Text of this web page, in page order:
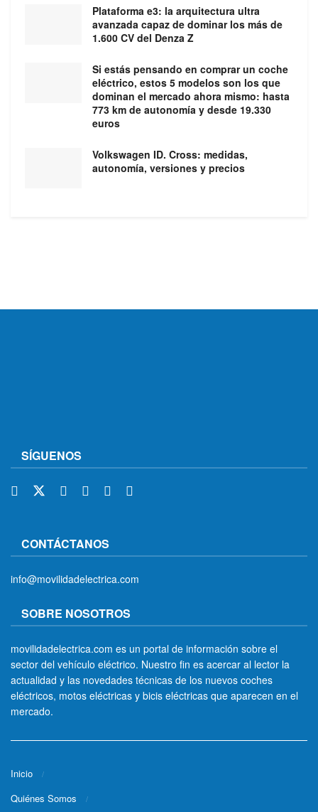
Plataforma e3: la arquitectura ultra
avanzada capaz de dominar los más de
1.600 CV del Denza Z
Si estás pensando en comprar un coche
eléctrico, estos 5 modelos son los que
dominan el mercado ahora mismo: hasta
773 km de autonomía y desde 19.330
euros
Volkswagen ID. Cross: medidas,
autonomía, versiones y precios
SÍGUENOS
CONTÁCTANOS
info@movilidadelectrica.com
SOBRE NOSOTROS
movilidadelectrica.com es un portal de información sobre el
sector del vehículo eléctrico. Nuestro fin es acercar al lector la
actualidad y las novedades técnicas de los nuevos coches
eléctricos, motos eléctricas y bicis eléctricas que aparecen en el
mercado.
Inicio
Quiénes Somos